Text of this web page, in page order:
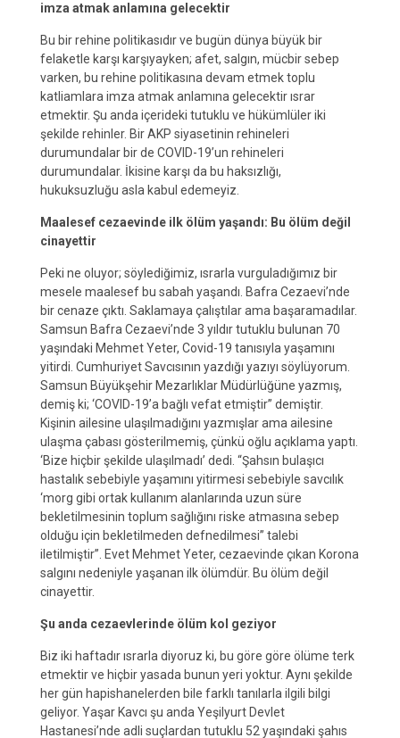
imza atmak anlamına gelecektir
Bu bir rehine politikasıdır ve bugün dünya büyük bir
felaketle karşı karşıyayken; afet, salgın, mücbir sebep
varken, bu rehine politikasına devam etmek toplu
katliamlara imza atmak anlamına gelecektir ısrar
etmektir. Şu anda içerideki tutuklu ve hükümlüler iki
şekilde rehinler. Bir AKP siyasetinin rehineleri
durumundalar bir de COVID-19’un rehineleri
durumundalar. İkisine karşı da bu haksızlığı,
hukuksuzluğu asla kabul edemeyiz.
Maalesef cezaevinde ilk ölüm yaşandı: Bu ölüm değil
cinayettir
Peki ne oluyor; söylediğimiz, ısrarla vurguladığımız bir
mesele maalesef bu sabah yaşandı. Bafra Cezaevi’nde
bir cenaze çıktı. Saklamaya çalıştılar ama başaramadılar.
Samsun Bafra Cezaevi’nde 3 yıldır tutuklu bulunan 70
yaşındaki Mehmet Yeter, Covid-19 tanısıyla yaşamını
yitirdi. Cumhuriyet Savcısının yazdığı yazıyı söylüyorum.
Samsun Büyükşehir Mezarlıklar Müdürlüğüne yazmış,
demiş ki; ‘COVID-19’a bağlı vefat etmiştir” demiştir.
Kişinin ailesine ulaşılmadığını yazmışlar ama ailesine
ulaşma çabası gösterilmemiş, çünkü oğlu açıklama yaptı.
‘Bize hiçbir şekilde ulaşılmadı’ dedi. “Şahsın bulaşıcı
hastalık sebebiyle yaşamını yitirmesi sebebiyle savcılık
‘morg gibi ortak kullanım alanlarında uzun süre
bekletilmesinin toplum sağlığını riske atmasına sebep
olduğu için bekletilmeden defnedilmesi” talebi
iletilmiştir”. Evet Mehmet Yeter, cezaevinde çıkan Korona
salgını nedeniyle yaşanan ilk ölümdür. Bu ölüm değil
cinayettir.
Şu anda cezaevlerinde ölüm kol geziyor
Biz iki haftadır ısrarla diyoruz ki, bu göre göre ölüme terk
etmektir ve hiçbir yasada bunun yeri yoktur. Aynı şekilde
her gün hapishanelerden bile farklı tanılarla ilgili bilgi
geliyor. Yaşar Kavcı şu anda Yeşilyurt Devlet
Hastanesi’nde adli suçlardan tutuklu 52 yaşındaki şahıs